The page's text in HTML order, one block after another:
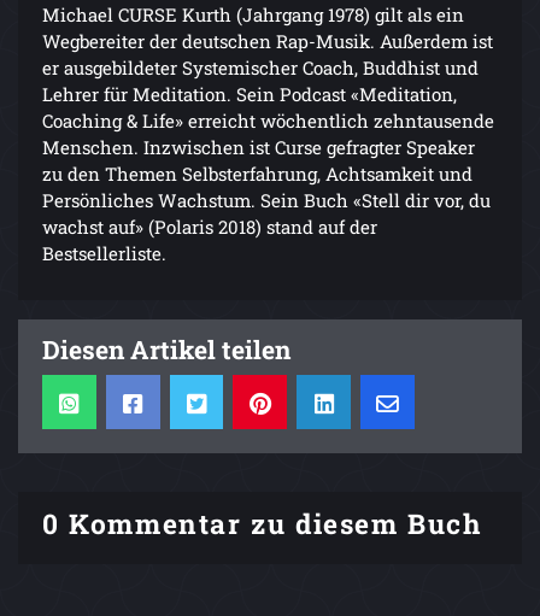
Michael CURSE Kurth (Jahrgang 1978) gilt als ein
Wegbereiter der deutschen Rap-Musik. Außerdem ist
er ausgebildeter Systemischer Coach, Buddhist und
Lehrer für Meditation. Sein Podcast «Meditation,
Coaching & Life» erreicht wöchentlich zehntausende
Menschen. Inzwischen ist Curse gefragter Speaker
zu den Themen Selbsterfahrung, Achtsamkeit und
Persönliches Wachstum. Sein Buch «Stell dir vor, du
wachst auf» (Polaris 2018) stand auf der
Bestsellerliste.
Diesen Artikel teilen
0 Kommentar zu diesem Buch